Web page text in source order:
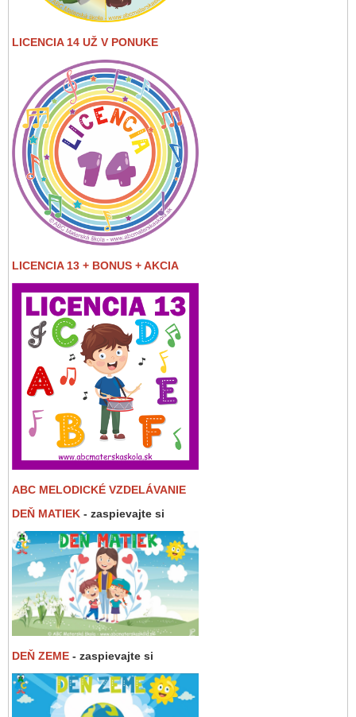
LICENCIA 14 UŽ V PONUKE
LICENCIA 13 + BONUS + AKCIA
ABC MELODICKÉ VZDELÁVANIE
DEŇ MATIEK - zaspievajte si
DEŇ ZEME - zaspievajte si